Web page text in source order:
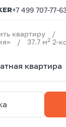
+7 499 707-77-
квартиру
/
/ 37.7 м2 2-
квартира